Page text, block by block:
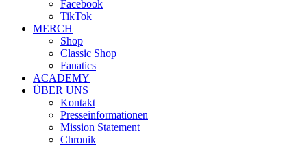
Facebook
TikTok
MERCH
Shop
Classic Shop
Fanatics
ACADEMY
ÜBER UNS
Kontakt
Presseinformationen
Mission Statement
Chronik